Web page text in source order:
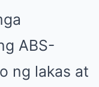
ABS-
ng lakas at